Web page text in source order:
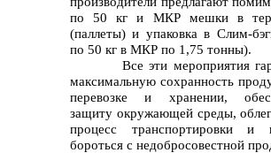
по 50 кг и МКР мешки в
(паллеты) и упаковка в Слим-
по 50 кг в МКР по 1,75 тонны).
Все эти мероприятия
максимальную сохранность
перевозке и хранении,
защиту окружающей среды,
процесс транспортировки и
бороться с недобросовестной